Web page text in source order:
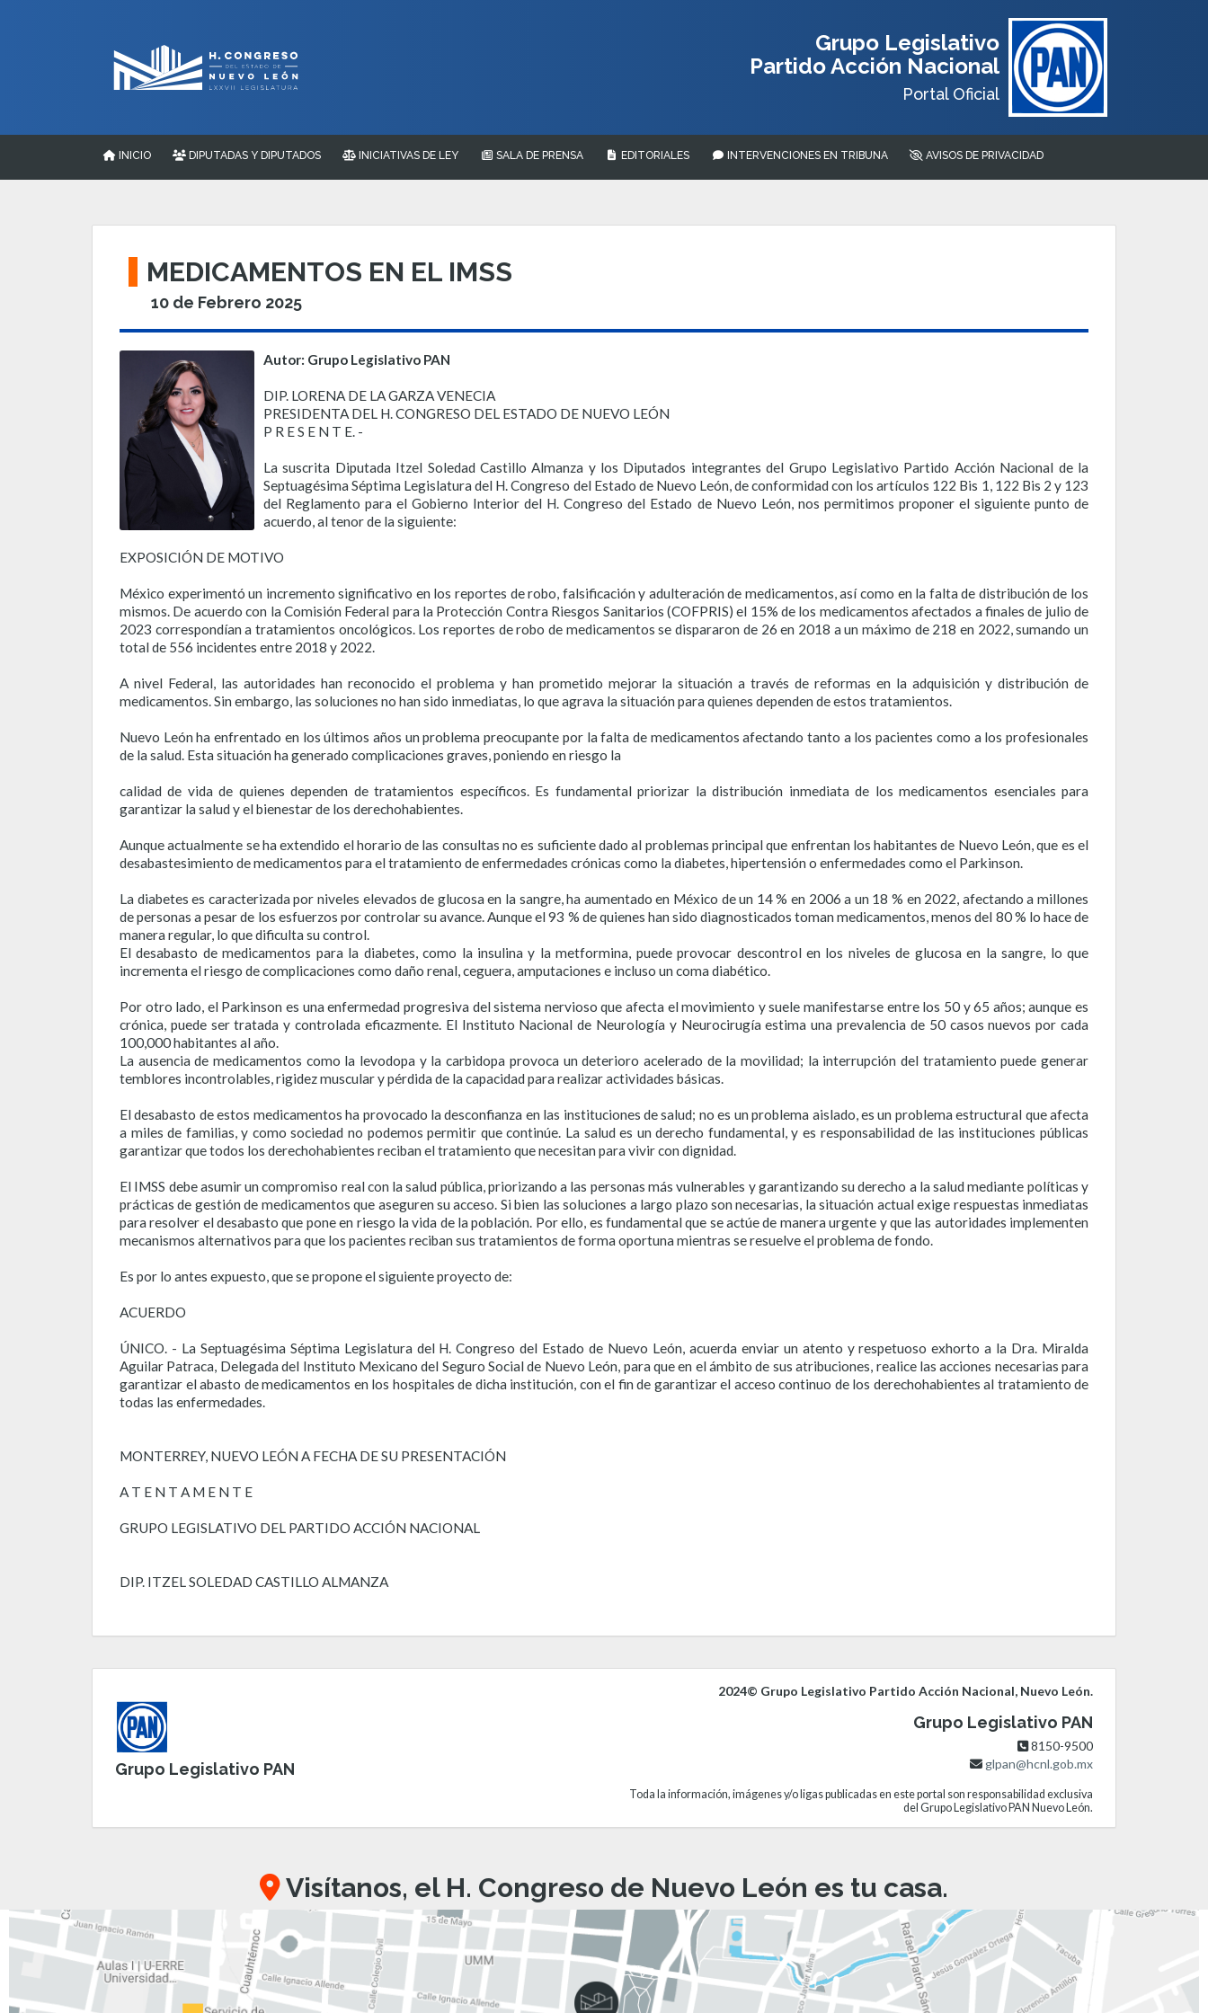
Grupo Legislativo
Partido Acción Nacional
Portal Oficial
INICIO DIPUTADAS Y DIPUTADOS INICIATIVAS DE LEY SALA DE PRENSA EDITORIALES INTERVENCIONES EN TRIBUNA AVISOS DE PRIVACIDAD
MEDICAMENTOS EN EL IMSS
10 de Febrero 2025
Autor: Grupo Legislativo PAN
DIP. LORENA DE LA GARZA VENECIA
PRESIDENTA DEL H. CONGRESO DEL ESTADO DE NUEVO LEÓN
P R E S E N T E. -
La suscrita Diputada Itzel Soledad Castillo Almanza y los Diputados integrantes del Grupo Legislativo Partido Acción Nacional de la
Septuagésima Séptima Legislatura del H. Congreso del Estado de Nuevo León, de conformidad con los artículos 122 Bis 1, 122 Bis 2 y 123
del Reglamento para el Gobierno Interior del H. Congreso del Estado de Nuevo León, nos permitimos proponer el siguiente punto de
acuerdo, al tenor de la siguiente:
EXPOSICIÓN DE MOTIVO
México experimentó un incremento significativo en los reportes de robo, falsificación y adulteración de medicamentos, así como en la falta de distribución de los
mismos. De acuerdo con la Comisión Federal para la Protección Contra Riesgos Sanitarios (COFPRIS) el 15% de los medicamentos afectados a finales de julio de
2023 correspondían a tratamientos oncológicos. Los reportes de robo de medicamentos se dispararon de 26 en 2018 a un máximo de 218 en 2022, sumando un
total de 556 incidentes entre 2018 y 2022.
A nivel Federal, las autoridades han reconocido el problema y han prometido mejorar la situación a través de reformas en la adquisición y distribución de
medicamentos. Sin embargo, las soluciones no han sido inmediatas, lo que agrava la situación para quienes dependen de estos tratamientos.
Nuevo León ha enfrentado en los últimos años un problema preocupante por la falta de medicamentos afectando tanto a los pacientes como a los profesionales
de la salud. Esta situación ha generado complicaciones graves, poniendo en riesgo la
calidad de vida de quienes dependen de tratamientos específicos. Es fundamental priorizar la distribución inmediata de los medicamentos esenciales para
garantizar la salud y el bienestar de los derechohabientes.
Aunque actualmente se ha extendido el horario de las consultas no es suficiente dado al problemas principal que enfrentan los habitantes de Nuevo León, que es el
desabastesimiento de medicamentos para el tratamiento de enfermedades crónicas como la diabetes, hipertensión o enfermedades como el Parkinson.
La diabetes es caracterizada por niveles elevados de glucosa en la sangre, ha aumentado en México de un 14 % en 2006 a un 18 % en 2022, afectando a millones
de personas a pesar de los esfuerzos por controlar su avance. Aunque el 93 % de quienes han sido diagnosticados toman medicamentos, menos del 80 % lo hace de
manera regular, lo que dificulta su control.
El desabasto de medicamentos para la diabetes, como la insulina y la metformina, puede provocar descontrol en los niveles de glucosa en la sangre, lo que
incrementa el riesgo de complicaciones como daño renal, ceguera, amputaciones e incluso un coma diabético.
Por otro lado, el Parkinson es una enfermedad progresiva del sistema nervioso que afecta el movimiento y suele manifestarse entre los 50 y 65 años; aunque es
crónica, puede ser tratada y controlada eficazmente. El Instituto Nacional de Neurología y Neurocirugía estima una prevalencia de 50 casos nuevos por cada
100,000 habitantes al año.
La ausencia de medicamentos como la levodopa y la carbidopa provoca un deterioro acelerado de la movilidad; la interrupción del tratamiento puede generar
temblores incontrolables, rigidez muscular y pérdida de la capacidad para realizar actividades básicas.
El desabasto de estos medicamentos ha provocado la desconfianza en las instituciones de salud; no es un problema aislado, es un problema estructural que afecta
a miles de familias, y como sociedad no podemos permitir que continúe. La salud es un derecho fundamental, y es responsabilidad de las instituciones públicas
garantizar que todos los derechohabientes reciban el tratamiento que necesitan para vivir con dignidad.
El IMSS debe asumir un compromiso real con la salud pública, priorizando a las personas más vulnerables y garantizando su derecho a la salud mediante políticas y
prácticas de gestión de medicamentos que aseguren su acceso. Si bien las soluciones a largo plazo son necesarias, la situación actual exige respuestas inmediatas
para resolver el desabasto que pone en riesgo la vida de la población. Por ello, es fundamental que se actúe de manera urgente y que las autoridades implementen
mecanismos alternativos para que los pacientes reciban sus tratamientos de forma oportuna mientras se resuelve el problema de fondo.
Es por lo antes expuesto, que se propone el siguiente proyecto de:
ACUERDO
ÚNICO. - La Septuagésima Séptima Legislatura del H. Congreso del Estado de Nuevo León, acuerda enviar un atento y respetuoso exhorto a la Dra. Miralda
Aguilar Patraca, Delegada del Instituto Mexicano del Seguro Social de Nuevo León, para que en el ámbito de sus atribuciones, realice las acciones necesarias para
garantizar el abasto de medicamentos en los hospitales de dicha institución, con el fin de garantizar el acceso continuo de los derechohabientes al tratamiento de
todas las enfermedades.
MONTERREY, NUEVO LEÓN A FECHA DE SU PRESENTACIÓN
A T E N T A M E N T E
GRUPO LEGISLATIVO DEL PARTIDO ACCIÓN NACIONAL
DIP. ITZEL SOLEDAD CASTILLO ALMANZA
Grupo Legislativo PAN
2024© Grupo Legislativo Partido Acción Nacional, Nuevo León.
Grupo Legislativo PAN
8150-9500
glpan@hcnl.gob.mx
Toda la información, imágenes y/o ligas publicadas en este portal son responsabilidad exclusiva
del Grupo Legislativo PAN Nuevo León.
Visítanos, el H. Congreso de Nuevo León es tu casa.